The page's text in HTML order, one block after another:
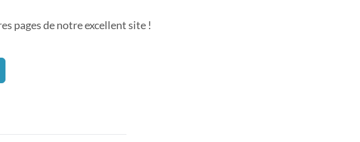
pages de notre excellent site !